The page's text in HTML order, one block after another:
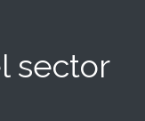
sector